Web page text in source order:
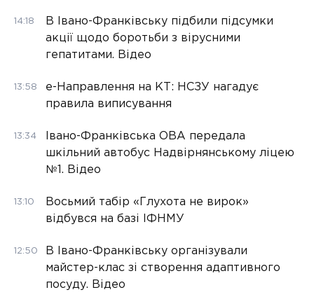
14:18
В Івано-Франківську підбили підсумки
акції щодо боротьби з вірусними
гепатитами. Відео
13:58
е-Направлення на КТ: НСЗУ нагадує
правила виписування
13:34
Івано-Франківська ОВА передала
шкільний автобус Надвірнянському ліцею
№1. Відео
13:10
Восьмий табір «Глухота не вирок»
відбувся на базі ІФНМУ
12:50
В Івано-Франківську організували
майстер-клас зі створення адаптивного
посуду. Відео